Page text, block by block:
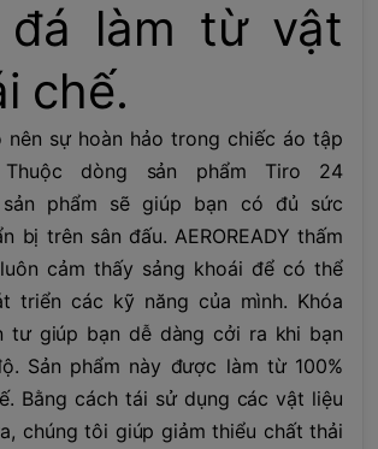
đá làm từ vật
chế.
nên sự hoàn hảo trong chiếc áo tập
Thuộc dòng sản phẩm Tiro 24
sản phẩm sẽ giúp bạn có đủ sức
bị trên sân đấu. AEROREADY thấm
cảm thấy sảng khoái để có thể
triển các kỹ năng của mình. Khóa
tư giúp bạn dễ dàng cởi ra khi bạn
Sản phẩm này được làm từ 100%
Bằng cách tái sử dụng các vật liệu
chúng tôi giúp giảm thiểu chất thải